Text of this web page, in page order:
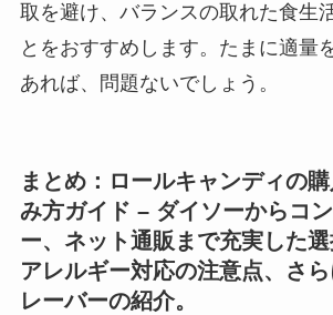
取を避け、バランスの取れた食生
とをおすすめします。たまに適量
あれば、問題ないでしょう。
まとめ：ロールキャンディの
み方ガイド – ダイソーからコ
ー、ネット通販まで充実した選
アレルギー対応の注意点、さ
レーバーの紹介。